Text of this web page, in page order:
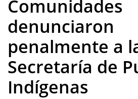
Comunidades
denunciaron
penalmente a
Secretaría de
Indígenas